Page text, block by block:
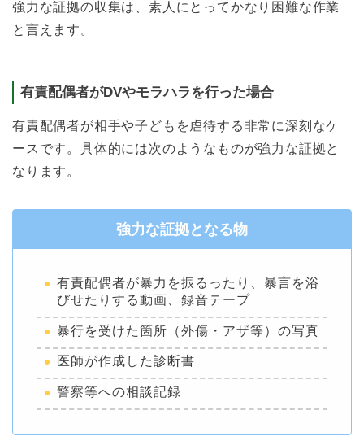
強力な証拠の収集は、素人にとってかなり困難な作業
と言えます。
有責配偶者がDVやモラハラを行った場合
有責配偶者が相手や子どもを虐待する非常に深刻なケ
ースです。具体的には次のようなものが強力な証拠と
なります。
強力な証拠となる物
有責配偶者が暴力を振るったり、暴言を浴
びせたりする動画、録音テープ
暴行を受けた箇所（外傷・アザ等）の写真
医師が作成した診断書
警察等への相談記録